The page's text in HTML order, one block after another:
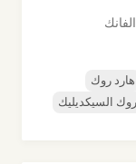
هارد روك
السيكديليك